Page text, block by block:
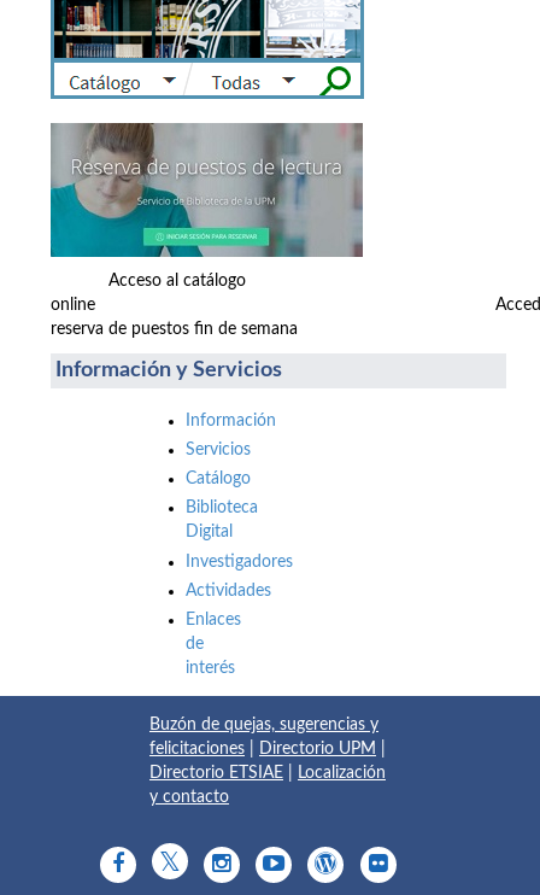
Acceso al catálogo
online
reserva de puestos fin de semana
Información y Servicios
Información
Servicios
Catálogo
Biblioteca
Digital
Investigadores
Actividades
Enlaces
de
interés
Buzón de quejas, sugerencias y
felicitaciones
Directorio UPM
Directorio ETSIAE
Localización
y contacto